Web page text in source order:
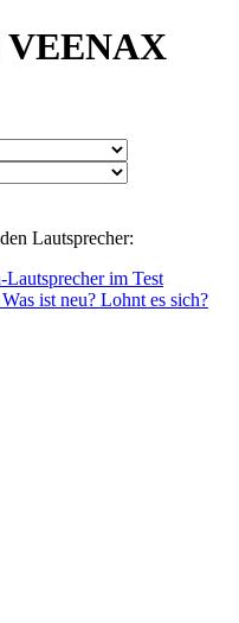
VEENAX
Lautsprecher:
im Test
ist neu? Lohnt es sich?